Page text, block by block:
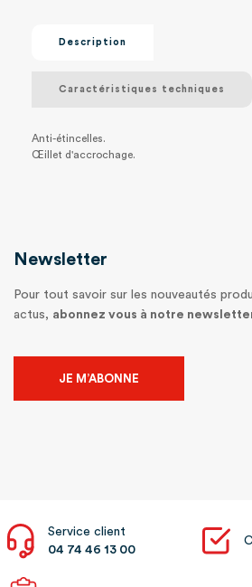
Description
Caractéristiques techniques
Anti-étincelles.
Œillet d'accrochage.
Newsletter
Pour tout savoir sur les nouveautés
actus, abonnez vous à notre
JE M’ABONNE
Service client
04 74 46 13 00